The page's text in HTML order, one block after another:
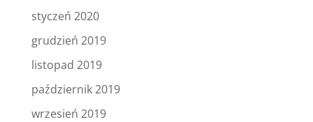
styczeń 2020
grudzień 2019
listopad 2019
październik 2019
wrzesień 2019